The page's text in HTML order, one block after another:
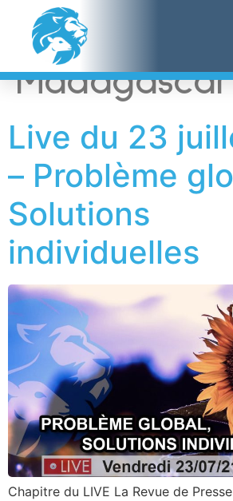
Étiquette :
Madagascar
Live du 23
– Problème
Solutions
individuelles
Chapitre du LIVE La Revue de